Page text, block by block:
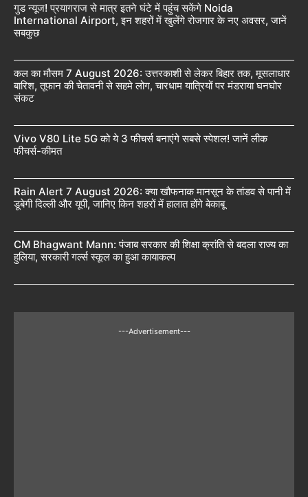
गुड न्यूज! प्रयागराज से मात्र इतने घंटे में पहुंच सकेंगे Noida
International Airport, इन शहरों में खुलेंगे रोजगार के नए अवसर, जानें
सबकुछ
कल का मौसम 7 August 2026: उत्तरकाशी से लेकर बिहार तक, मूसलाधार
बारिश, तूफान की चेतावनी से सहमे लोग, चारधाम यात्रियों पर मंडराया घनघोर
संकट
Vivo V80 Lite 5G को ये 3 फीचर्स बनाएंगे सबसे स्पेशल! जानें लीक
फीचर्स-कीमत
Rain Alert 7 August 2026: क्या खौफनाक मानसून के तांडव से पानी में
डूबेगी दिल्ली और यूपी, जानिए किन शहरों में हालात होंगे बेकाबू
CM Bhagwant Mann: पंजाब सरकार की शिक्षा क्रांति से बदला राज्य का
हुलिया, सरकारी गर्ल्स स्कूल का हुआ कायाकल्प
---Advertisement---